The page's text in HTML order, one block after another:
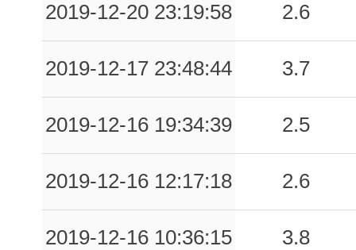
2019-12-20 23:19:58 2.6
2019-12-17 23:48:44 3.7
2019-12-16 19:34:39 2.5
2019-12-16 12:17:18 2.6
2019-12-16 10:36:15 3.8